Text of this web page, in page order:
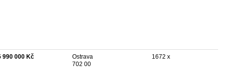
990 000 Kč
Ostrava
702 00
1672 x